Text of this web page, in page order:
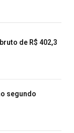
de R$ 402,3
segundo